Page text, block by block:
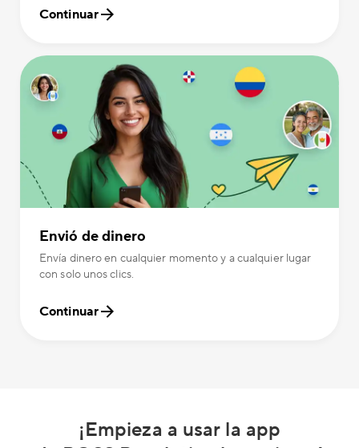
Continuar
Envió de dinero
Envía dinero en cualquier momento y a cualquier lugar
con solo unos clics.
Continuar
¡Empieza a usar la app